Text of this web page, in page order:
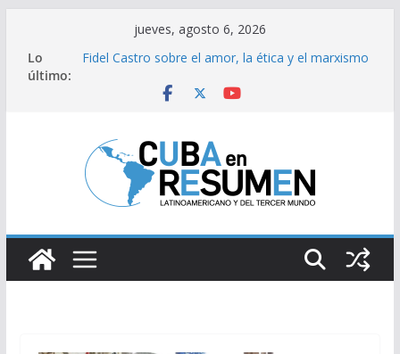
contenido
jueves, agosto 6, 2026
Lo
último:
Fidel Castro sobre el amor, la ética y el marxismo
a medicamentos esenciales
Caídas del SEN son consecuencia del bloqueo,
denuncia Cuba
Sindicatos en Dakota del Norte rechazan
hostilidad de EEUU vs Cuba